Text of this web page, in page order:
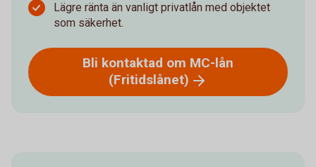
Lägre ränta än vanligt privatlån med objektet
som säkerhet.
Bli kontaktad om MC-lån
(Fritidslånet)